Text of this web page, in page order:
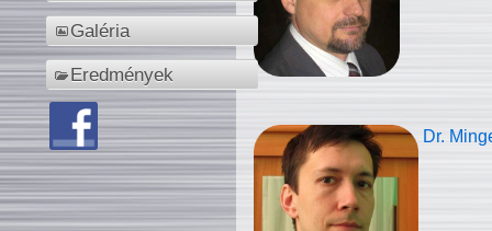
Galéria
Eredmények
Dr.